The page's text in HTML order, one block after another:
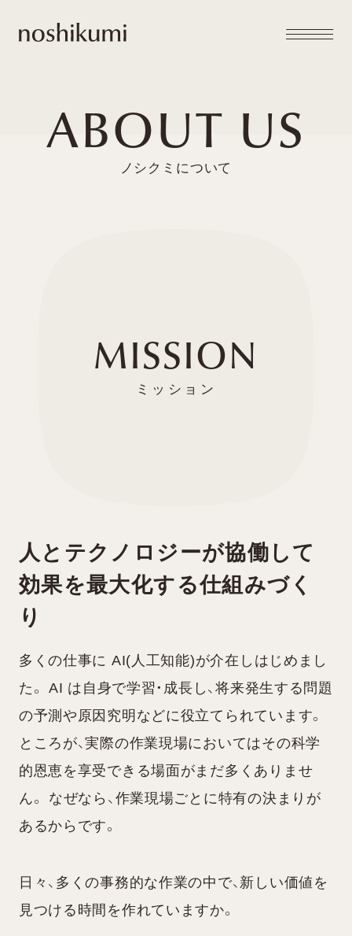
メニュー
ABOUT US
MISSION
人とテクノロジーが協働して
効果を最大化する仕組みづく
り
多くの仕事に AI(人工知能)が介在しはじめまし
た。 AI は自身で学習・成⻑し、将来発生する問題
の予測や原因究明などに役立てられています。
ところが、実際の作業現場においてはその科学
的恩恵を享受できる場面がまだ多くありませ
ん。 なぜなら、作業現場ごとに特有の決まりが
あるからです。
日々、多くの事務的な作業の中で、 新しい価値を
見つける時間を作れていますか。